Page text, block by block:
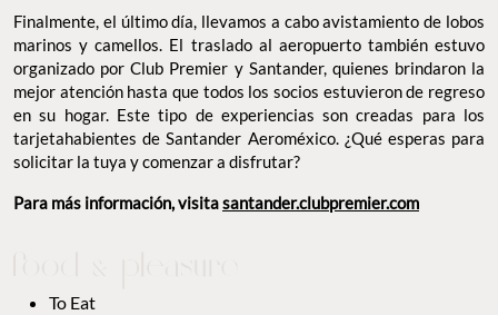
Finalmente, el último día, llevamos a cabo avistamiento de lobos
marinos y camellos. El traslado al aeropuerto también estuvo
organizado por Club Premier y Santander, quienes brindaron la
mejor atención hasta que todos los socios estuvieron de regreso
en su hogar. Este tipo de experiencias son creadas para los
tarjetahabientes de Santander Aeroméxico. ¿Qué esperas para
solicitar la tuya y comenzar a disfrutar?
Para más información, visitasantander.clubpremier.com
To Eat